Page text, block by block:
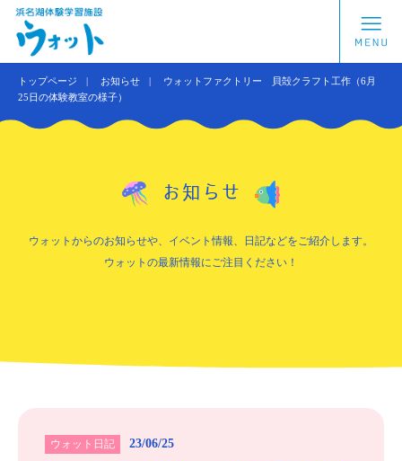
トップページ お知らせ
ウォットファクトリー 貝殻クラフト工作（6月
25日の体験教室の様子）
お知らせ
ウォットからのお知らせや、イベント情報、日記などをご紹介します。
ウォットの最新情報にご注目ください！
ウォット日記 23/06/25